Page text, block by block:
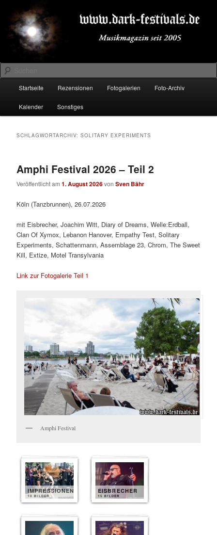
primären
Inhalt
springen
sekundären
Inhalt
springenDARK-FESTIVALS.DE
Suchen
Startseite Rezensionen Fotogalerien Foto-Archiv
Kalender Sonstiges
SCHLAGWORTARCHIV:SOLITARY EXPERIMENTS
Amphi Festival 2026 – Teil 2
Veröffentlicht am1. August 2026vonSven Bähr
Köln (Tanzbrunnen), 26.07.2026
mit Eisbrecher, Joachim Witt, Diary of Dreams, Welle:Erdball,
Clan Of Xymox, Lebanon Hanover, Empathy Test, Solitary
Experiments, Schattenmann, Assemblage 23, Chrom, The Sweet
Kill, Extize, Motel Transylvania
Link zur Fotogalerie Teil 1
Amphi Festival
IMPRESSIONEN
10 BILDER
EISBRECHER
15 BILDER